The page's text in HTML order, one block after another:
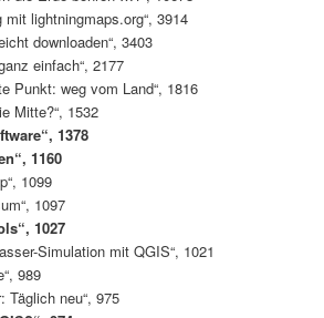
mit lightningmaps.org“, 3914
downloaden“, 3403
einfach“, 2177
Punkt: weg vom Land“, 1816
Mitte?“, 1532
1378
1160
1099
1097
1027
Simulation mit QGIS“, 1021
989
Täglich neu“, 975